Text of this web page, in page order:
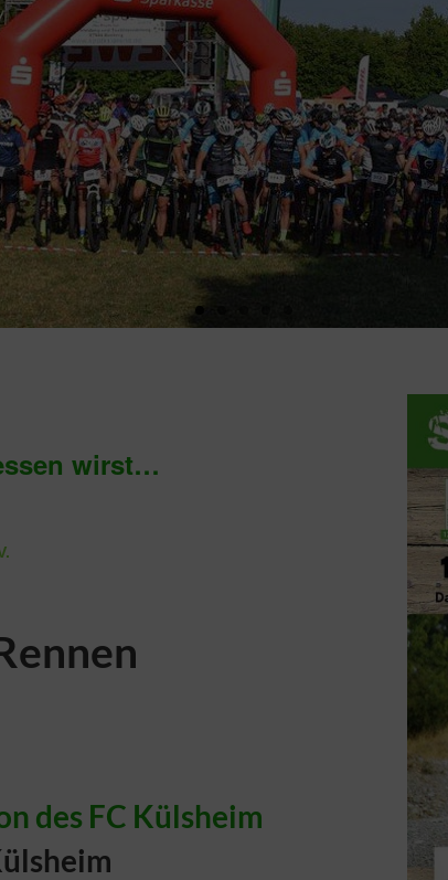
wirst…
des FC Külsheim